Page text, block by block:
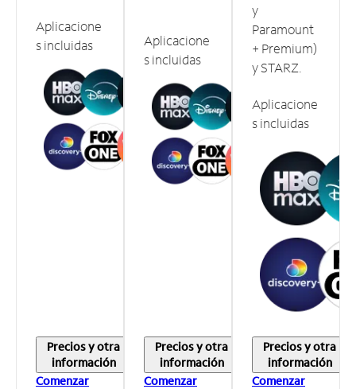
Aplicacione
s incluidas
Precios y otra
información
Comenzar
Aplicacione
s incluidas
Precios y otra
información
Comenzar
y
Paramount
+ Premium)
y STARZ.
Aplicacione
s incluidas
Precios y otra
información
Comenzar